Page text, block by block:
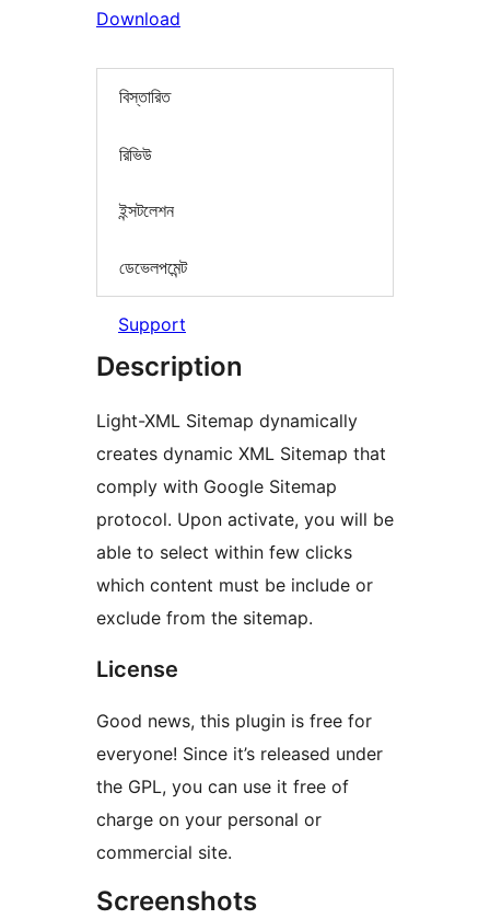
Download
বিস্তারিত
রিভিউ
ইন্সটলেশন
ডেভেলপমেন্ট
Support
Description
Light-XML Sitemap dynamically
creates dynamic XML Sitemap that
comply with Google Sitemap
protocol. Upon activate, you will be
able to select within few clicks
which content must be include or
exclude from the sitemap.
License
Good news, this plugin is free for
everyone! Since it’s released under
the GPL, you can use it free of
charge on your personal or
commercial site.
Screenshots